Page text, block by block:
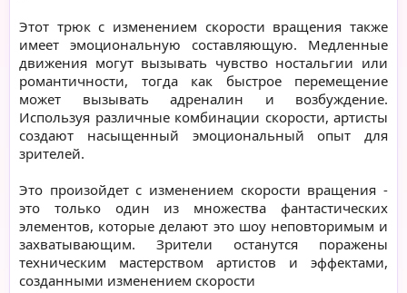
Этот трюк с изменением скорости вращения также
имеет эмоциональную составляющую. Медленные
движения могут вызывать чувство ностальгии или
романтичности, тогда как быстрое перемещение
может вызывать адреналин и возбуждение.
Используя различные комбинации скорости, артисты
создают насыщенный эмоциональный опыт для
зрителей.
Это произойдет с изменением скорости вращения -
это только один из множества фантастических
элементов, которые делают это шоу неповторимым и
захватывающим. Зрители останутся поражены
техническим мастерством артистов и эффектами,
созданными изменением скорости